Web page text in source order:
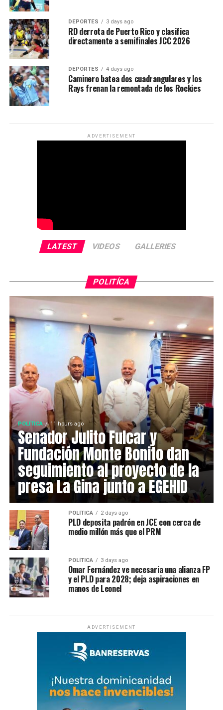
DEPORTES 3 days ago
RD derrota de Puerto Rico y clasifica
directamente a semifinales JCC 2026
DEPORTES 4 days ago
Caminero batea dos cuadrangulares y los
Rays frenan la remontada de los Rockies
ADVERTISEMENT
LATEST VIDEOS GALLERIES
POLITÍCA
POLÍTICA 11 hours ago
Senador Julito Fulcar y
Fundación Monte Bonito dan
seguimiento al proyecto de la
presa La Gina junto a EGEHID
POLÍTICA 2 days ago
PLD deposita padrón en JCE con cerca de
medio millón más que el PRM
POLÍTICA 3 days ago
Omar Fernández ve necesaria una alianza FP
y el PLD para 2028; deja aspiraciones en
manos de Leonel
ADVERTISEMENT